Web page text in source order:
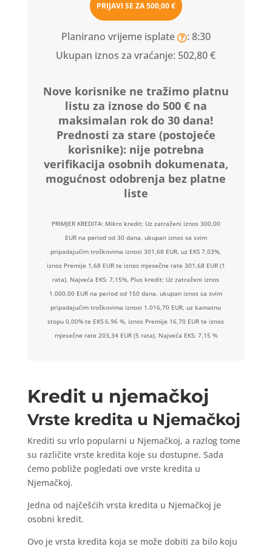
PRIJAVI SE ZA500,00 €
Planirano vrijeme isplate
: 8:30
Ukupan iznos za vraćanje: 502,80 €
Nove korisnike ne tražimo platnu
listu za iznose do 500 € na
maksimalan rok do 30 dana!
Prednosti za stare (postojeće
korisnike): nije potrebna
verifikacija osobnih dokumenata,
mogućnost odobrenja bez platne
liste
PRIMJER KREDITA: Mikro kredit: Uz zatraženi iznos 300,00
EUR na period od 30 dana, ukupan iznos sa svim
pripadajućim troškovima iznosi 301,68 EUR, uz EKS 7,03%,
iznos Premije 1,68 EUR te iznos mjesečne rate 301,68 EUR (1
rata). Najveća EKS: 7,15%, Plus kredit: Uz zatraženi iznos
1.000,00 EUR na period od 150 dana, ukupan iznos sa svim
pripadajućim troškovima iznosi 1.016,70 EUR, uz kamatnu
stopu 0,00% te EKS 6,96 %, iznos Premije 16,70 EUR te iznos
mjesečne rate 203,34 EUR (5 rata). Najveća EKS: 7,15 %
Kredit u njemačkoj
Vrste kredita u Njemačkoj
Krediti su vrlo popularni u Njemačkoj, a razlog tome
su različite vrste kredita koje su dostupne. Sada
ćemo pobliže pogledati ove vrste kredita u
Njemačkoj.
Jedna od najčešćih vrsta kredita u Njemačkoj je
osobni kredit.
Ovo je vrsta kredita koja se može dobiti za bilo koju